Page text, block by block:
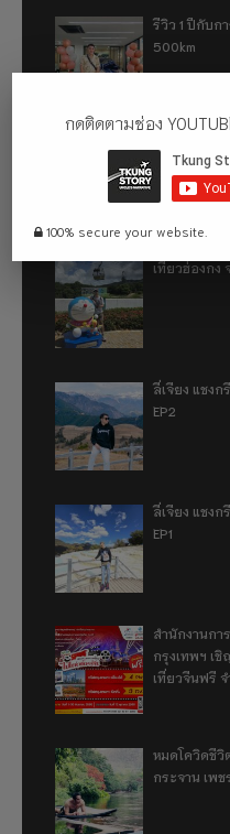
รีวิว 1 ปีกับก
500km
เที่ยวฮ่องกง
ลี่เจียง แชงก
EP2
ลี่เจียง แชงก
EP1
สำนักงานกา
กรุงเทพฯ เ
เที่ยวจีนฟรี
หมดโควิดชีวิ
กระจาน เพช
กดติดตามช่อง
100% secure your website.